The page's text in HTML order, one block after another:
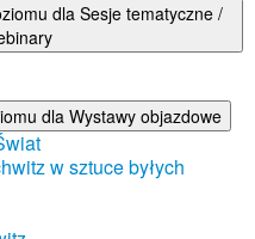
dla Sesje tematyczne /
dla Wystawy objazdowe
w sztuce byłych